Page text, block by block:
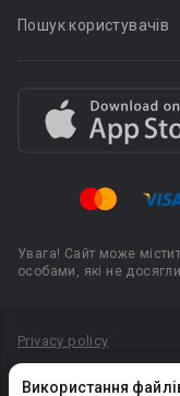
Використання
Пошук користувачів
Увага! Сайт може
особами, які не
Privacy policy